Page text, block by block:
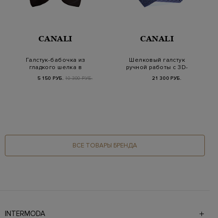
CANALI
Галстук-бабочка из
гладкого шелка в
5 150 РУБ. 10 300 РУБ.
CANALI
Шелковый галстук
ручной работы с 3D-
21 300 РУБ.
ВСЕ ТОВАРЫ БРЕНДА
INTERMODA